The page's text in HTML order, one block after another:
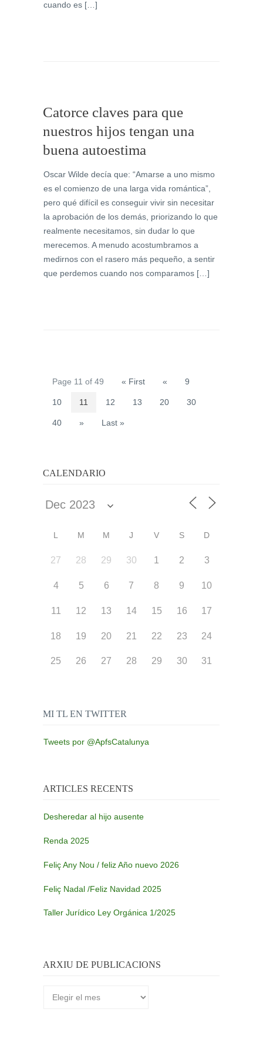
cuando es […]
Catorce claves para que
nuestros hijos tengan una
buena autoestima
Oscar Wilde decía que: “Amarse a uno mismo
es el comienzo de una larga vida romántica”,
pero qué difícil es conseguir vivir sin necesitar
la aprobación de los demás, priorizando lo que
realmente necesitamos, sin dudar lo que
merecemos. A menudo acostumbramos a
medirnos con el rasero más pequeño, a sentir
que perdemos cuando nos comparamos […]
Page 11 of 49 « First « 9
10 11 12 13 20 30
40 » Last »
CALENDARIO
L M M J V S D
27 28 29 30 1 2 3
4 5 6 7 8 9 10
11 12 13 14 15 16 17
18 19 20 21 22 23 24
25 26 27 28 29 30 31
MI TL EN TWITTER
Tweets por @ApfsCatalunya
ARTICLES RECENTS
Desheredar al hijo ausente
Renda 2025
Feliç Any Nou / feliz Año nuevo 2026
Feliç Nadal /Feliz Navidad 2025
Taller Jurídico Ley Orgánica 1/2025
ARXIU DE PUBLICACIONS